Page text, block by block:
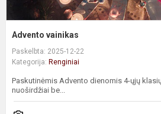
Advento vainikas
Paskelbta: 2025-12-22
Kategorija: Renginiai
Paskutinėmis Advento dienomis 4-ųjų
nuoširdžiai be...